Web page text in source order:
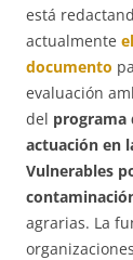
está
actualmente el
documento
evaluación
del programa
actuación en
Vulnerables
agrarias. La